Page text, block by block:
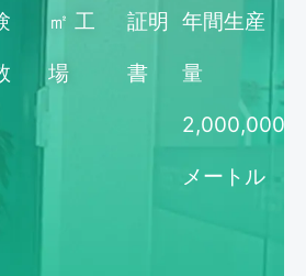
㎡ 工
場
証明
書
年間生産
量
2,000,000
メートル